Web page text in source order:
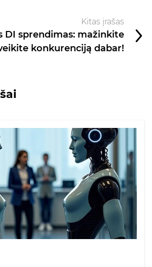
Kitas įrašas
DI sprendimas: mažinkite
konkurenciją dabar!